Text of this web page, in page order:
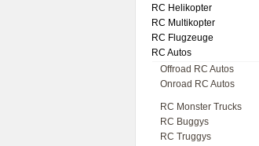
RC Helikopter
RC Multikopter
RC Flugzeuge
RC Autos
Offroad RC Autos
Onroad RC Autos
RC Monster Trucks
RC Buggys
RC Truggys